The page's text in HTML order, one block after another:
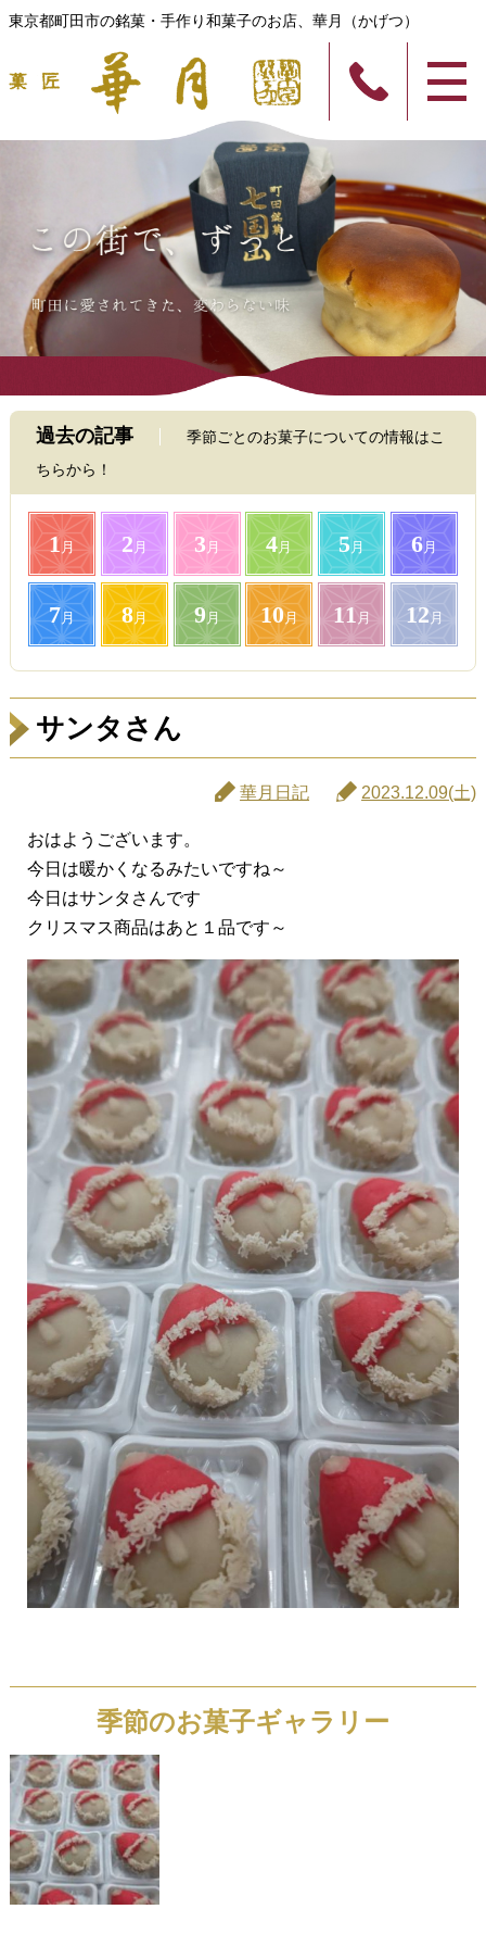
東京都町田市の銘菓・手作り和菓子のお店、華月（かげつ）
過去の記事
季節ごとのお菓子についての情報はこ
ちらから！
1月 2 月 3 月 4月 5月 6月
7月 8月 9月 10月 11 月 12 月
サンタさん
華月日記 2023.12.09(土)
おはようございます。
今日は暖かくなるみたいですね～
今日はサンタさんです
クリスマス商品はあと１品です～
季節のお菓子ギャラリー